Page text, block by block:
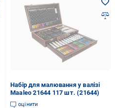
Набір для малювання у валізі
Maaleo 21644 117 шт. (21644)
оцінити